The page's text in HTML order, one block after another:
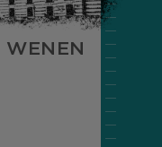
WENEN